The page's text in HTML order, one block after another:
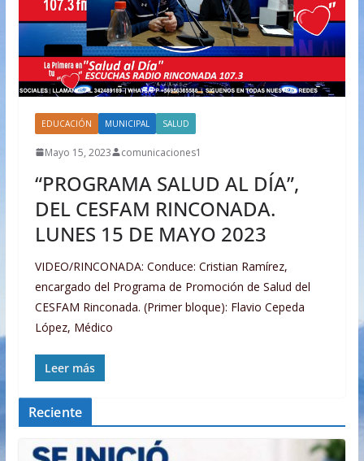
EDUCACIÓN MUNICIPAL SALUD
Mayo 15, 2023 comunicaciones1
“PROGRAMA SALUD AL DÍA”,
DEL CESFAM RINCONADA.
LUNES 15 DE MAYO 2023
VIDEO/RINCONADA: Conduce: Cristian Ramírez,
encargado del Programa de Promoción de Salud del
CESFAM Rinconada. (Primer bloque): Flavio Cepeda
López, Médico
Leer más
Reciente